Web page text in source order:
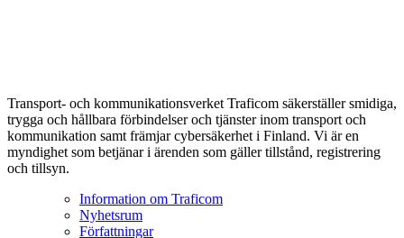
Transport- och kommunikationsverket Traficom säkerställer smidiga,
trygga och hållbara förbindelser och tjänster inom transport och
kommunikation samt främjar cybersäkerhet i Finland. Vi är en
myndighet som betjänar i ärenden som gäller tillstånd, registrering
och tillsyn.
Information om Traficom
Nyhetsrum
Författningar